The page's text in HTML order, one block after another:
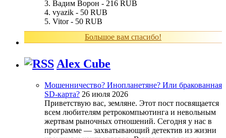
Вадим Ворон - 216 RUB
vyazik - 50 RUB
Vitor - 50 RUB
Большое вам спасибо!
Alex Cube
Мошенничество? Инопланетяне? Или бракованная
SD-карта? 26 июля 2026
Приветствую вас, земляне. Этот пост посвящается
всем любителям ретрокомпьютинга и невольным
жертвам рыночных отношений. Сегодня у нас в
программе — захватывающий детектив из жизни